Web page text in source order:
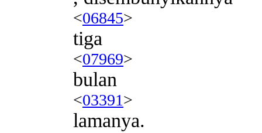
<06845>
tiga
<07969>
bulan
<03391>
lamanya.